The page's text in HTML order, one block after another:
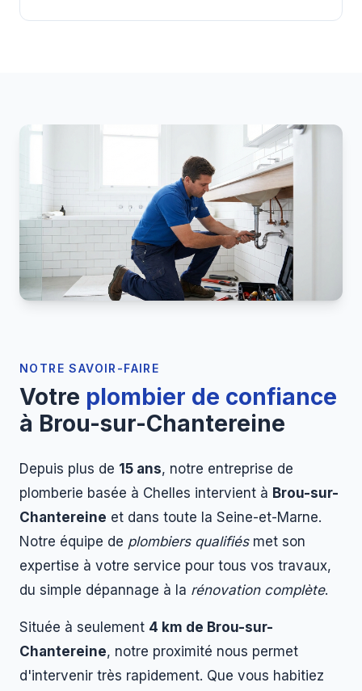
NOTRE SAVOIR-FAIRE
Votre plombier de confiance
à Brou-sur-Chantereine
Depuis plus de 15 ans, notre entreprise de
plomberie basée à Chelles intervient à Brou-sur-
Chantereine et dans toute la Seine-et-Marne.
Notre équipe de plombiers qualifiésmet son
expertise à votre service pour tous vos travaux,
du simple dépannage à la rénovation complète.
Située à seulement 4 km de Brou-sur-
Chantereine, notre proximité nous permet
d'intervenir très rapidement. Que vous habitiez